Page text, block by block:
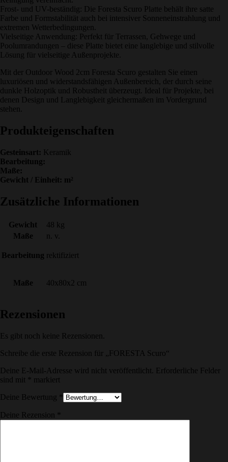
Frost- und UV-beständig: Die Foresta Scuro Platte behält ihre satte
Farbe und Formstabilität auch bei intensiver Sonneneinstrahlung und
extremen Wetterbedingungen.
Vielseitige Anwendung: Perfekt für Terrassen, Gehwege und
Poolumrandungen – diese Platte bietet eine langlebige und stilvolle
Lösung für vielseitige Außenprojekte.
Mit der Outdoor Wood 2cm Foresta Scuro gestalten Sie einen
luxuriösen und widerstandsfähigen Außenbereich, der durch seine
dunkle Holzoptik und Robustheit überzeugt. Ideal für Projekte, bei
denen Design und Langlebigkeit gleichermaßen im Vordergrund
stehen.
Produkteigenschaften
Gesteinsart: Keramik
Bearbeitung:
Maße:
Gewicht / Einheit: m²
Zusätzliche Informationen
Gewicht
48 kg
Maße
n. v.
Bearbeitung rektifiziert
Maße 40x80x2 cm
Rezensionen
Es gibt noch keine Rezensionen.
Schreibe die erste Rezension für „FORESTA Scuro“
Deine E-Mail-Adresse wird nicht veröffentlicht.
Erforderliche Felder
sind mit
markiert
Deine Bewertung
Deine Rezension